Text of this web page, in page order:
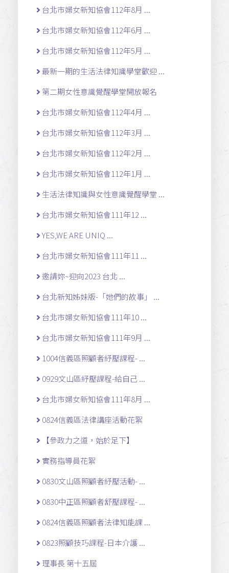
台北市婦女新知協會112年8月 ...
台北市婦女新知協會112年6月 ...
台北市婦女新知協會112年5月 ...
最新一期的生活法律知識學堂歡迎 ...
第二期女性意識覺醒學堂開放報名
台北市婦女新知協會112年4月 ...
台北市婦女新知協會112年3月 ...
台北市婦女新知協會112年2月 ...
台北市婦女新知協會112年1月 ...
生活法律知識與女性意識覺醒學堂 ...
台北市婦女新知協會111年12 ...
YES,WE ARE UNIQ ...
台北市婦女新知協會111年11 ...
邀請妳~迎向2023 台北 ...
台北新知姊妹版-「她們的故事」 ...
台北市婦女新知協會111年10 ...
台北市婦女新知協會111年9月 ...
1004信義區照顧者紓壓課程- ...
0929文山區紓壓課程-給自己 ...
台北市婦女新知協會111年8月 ...
0824信義區法律講座活動花絮
【參政力之道，始於足下】
實務指導員花絮
0830文山區照顧者紓壓活動- ...
0830中正區照顧者舒壓課程- ...
0824信義區照顧者法律知能課 ...
0823照顧技巧課程-日本介護 ...
理事長 第十五屆